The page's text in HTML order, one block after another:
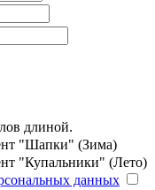
длиной.
"Шапки" (Зима)
"Купальники" (Лето)
данных